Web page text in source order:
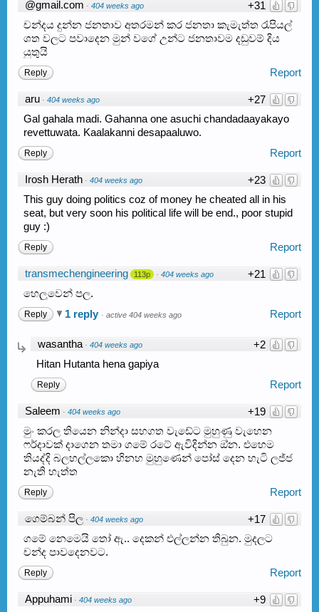
+31
@gmail.com · 404 weeks ago
චන්දය දුන්න ජනතාව අතරමන් කර ජනතා කැමැත්ත රැපියල්
ශත වලට පවාදෙන මුන් වගේ උන්ට ජනතාවම දඩුවම් දිය
යුතුයි
Report
Reply
+27
aru · 404 weeks ago
Gal gahala madi. Gahanna one asuchi chandadaayakayo
revettuwata. Kaalakanni desapaaluwo.
Report
Reply
+23
Irosh Herath · 404 weeks ago
This guy doing politics coz of money he cheated all in his
seat, but very soon his political life will be end., poor stupid
guy :)
Report
Reply
+21
transmechengineering 113p · 404 weeks ago
හෙලුවෙන් පල.
Report
Reply 1 reply · active 404 weeks ago
+2
wasantha · 404 weeks ago
Hitan Hutanta hena gapiya
Report
Reply
+19
Saleem · 404 weeks ago
මුං කරල තියෙන නින්දා සහගත වැඩේට මුහුණු වැහෙන
ෆර්දාවක් දාගෙන තමා ගමේ රටේ ඇවිදින්න ඔ්න. එහෙම
තියද්දි බලහල්ලකො හිනහ මුහුණෙන් පෝස් දෙන හැටි ලජ්ජ
නැති හැත්ත
Report
Reply
+17
ගෙම්බන් පිල · 404 weeks ago
ගමේ නෙමෙයි තෝ ඇ.. දෙකන් එල්ලන්න තිබුන. මුදලට
චන්ද පාවදෙනවට.
Report
Reply
+9
Appuhami · 404 weeks ago